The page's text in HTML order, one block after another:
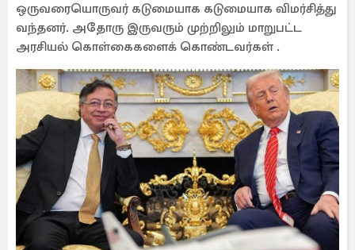
ஒருவரையொருவர் கடுமையாக கடுமையாக விமர்சித்து
வந்தனர். அதோரு இருவரும் முற்றிலும் மாறுபட்ட
அரசியல் கொள்கைகளைக் கொண்டவர்கள் .